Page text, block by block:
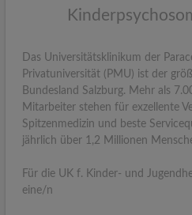
Das Universitätsklinikum der
Privatuniversität (PMU) ist der
Bundesland Salzburg. Mehr als
Mitarbeiter stehen für exzellente
Spitzenmedizin und beste
jährlich über 1,2 Millionen
Für die UK f. Kinder- und
eine/n